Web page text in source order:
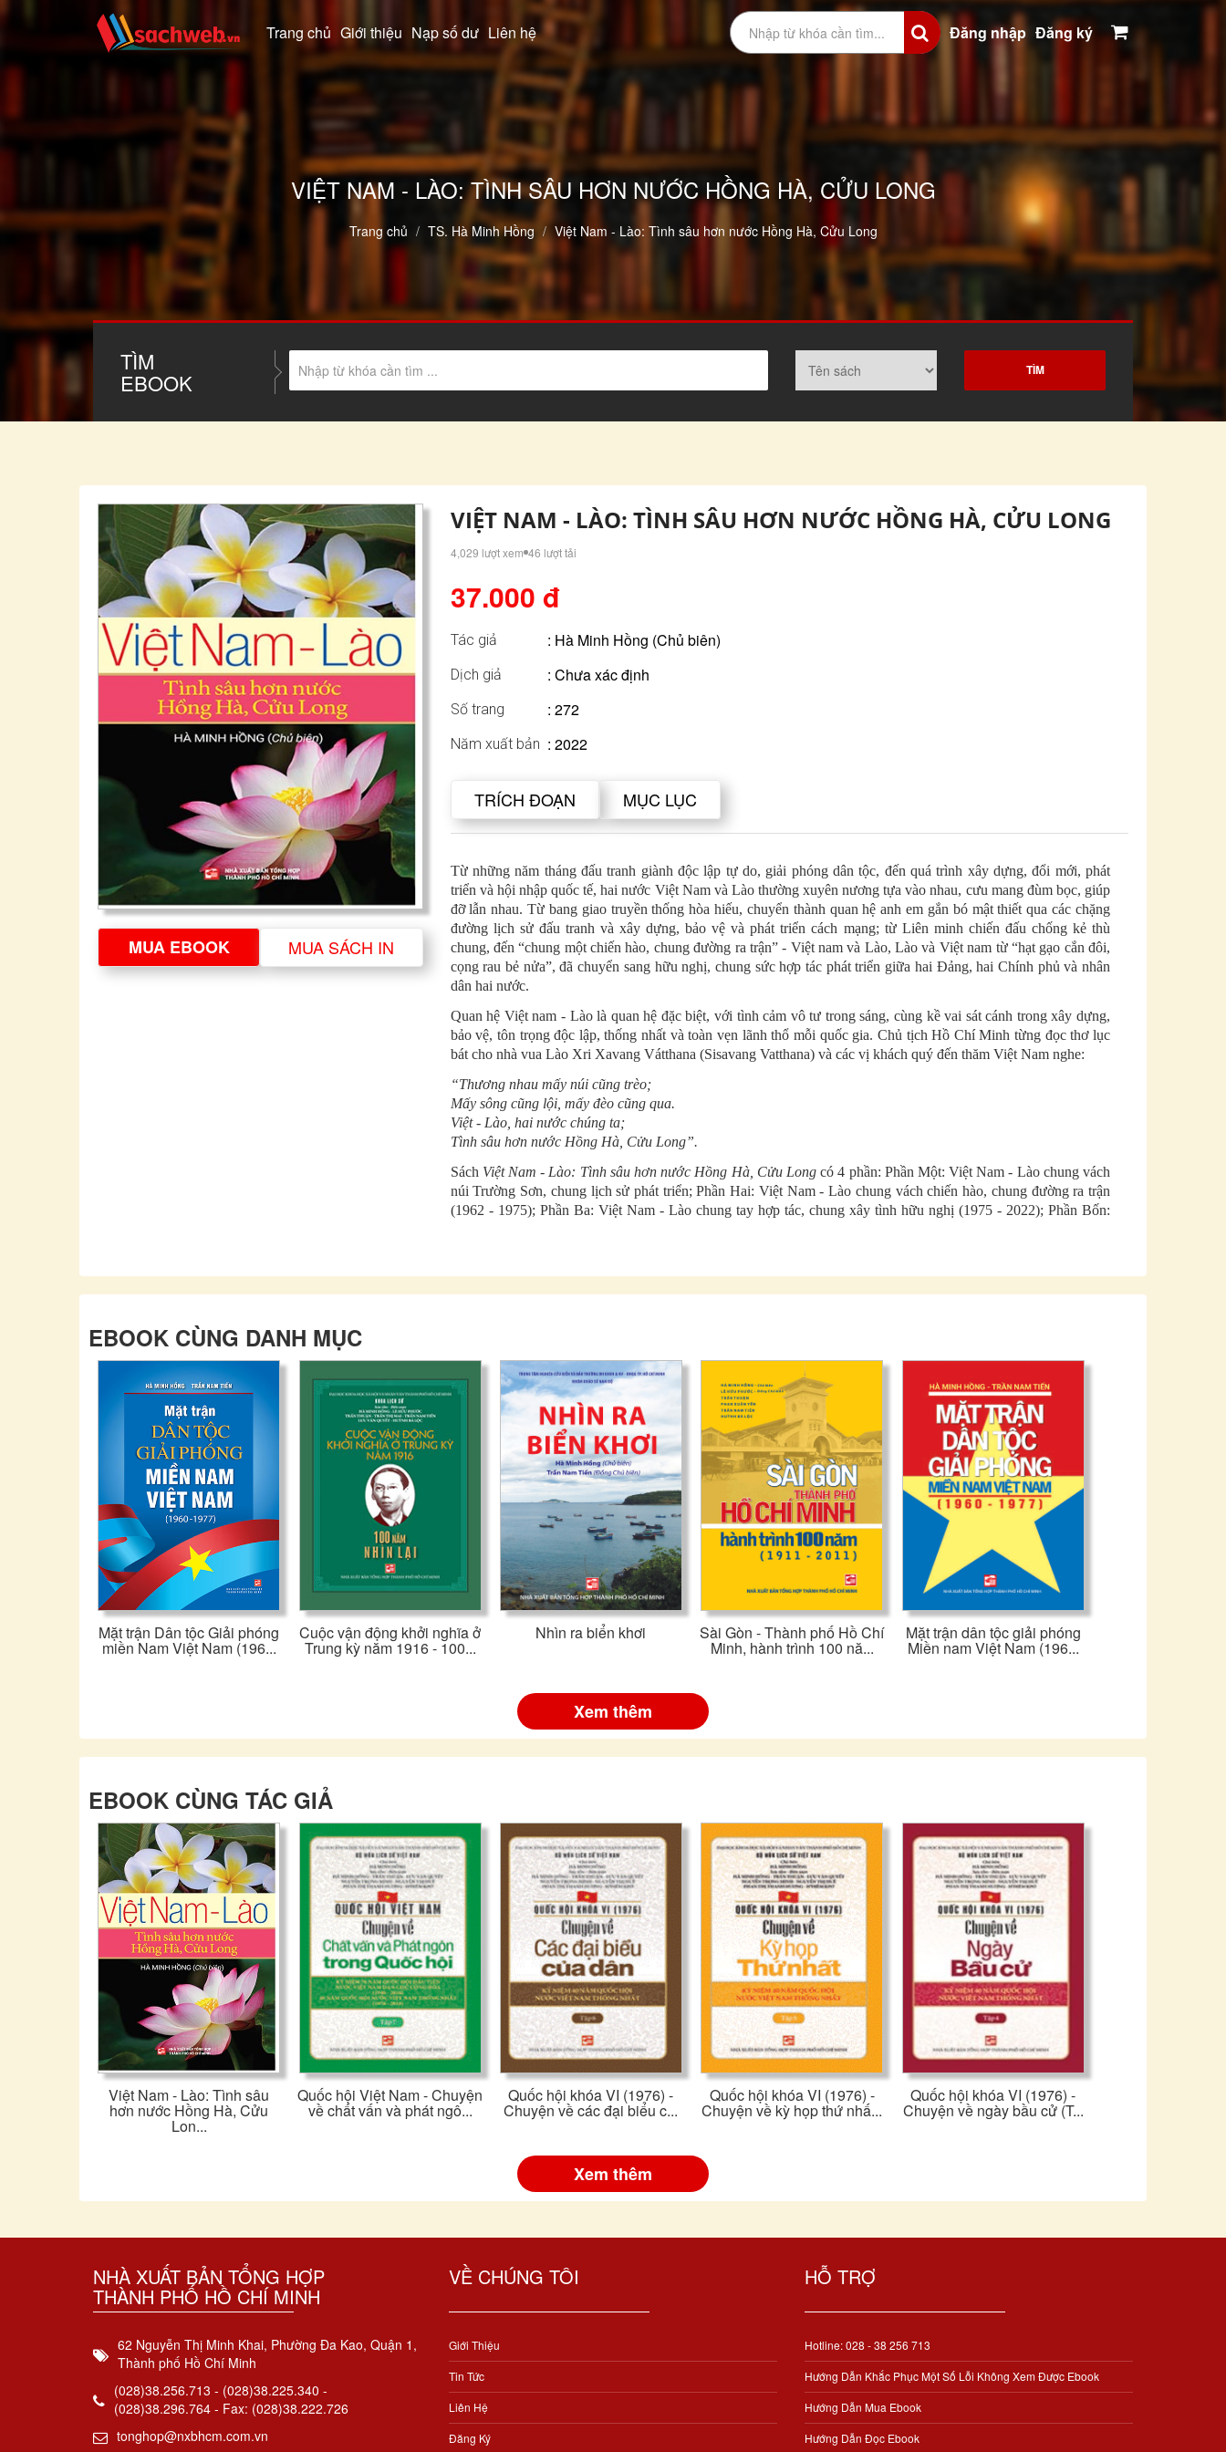
Trang chủ Giới thiệu Nạp số dư Liên hệ Đăng nhập Đăng ký
VIỆT NAM - LÀO: TÌNH SÂU HƠN NƯỚC HỒNG HÀ, CỬU LONG
Trang chủ TS. Hà Minh Hồng Việt Nam - Lào: Tình sâu hơn nước Hồng Hà, Cửu Long
TÌM
EBOOK
MUA EBOOK MUA SÁCH IN
VIỆT NAM - LÀO: TÌNH SÂU HƠN NƯỚC HỒNG HÀ, CỬU LONG
4,029 lượt xem 46 lượt tải
37.000 đ
Tác giả : Hà Minh Hồng (Chủ biên)
Dịch giả : Chưa xác định
Số trang : 272
Năm xuất bản : 2022
TRÍCH ĐOẠN MỤC LỤC
Từ những năm tháng đấu tranh giành độc lập tự do, giải phóng dân tộc, đến quá trình xây dựng, đổi mới, phát
triển và hội nhập quốc tế, hai nước Việt Nam và Lào thường xuyên nương tựa vào nhau, cưu mang đùm bọc, giúp
đỡ lẫn nhau. Từ bang giao truyền thống hòa hiếu, chuyển thành quan hệ anh em gắn bó mật thiết qua các chặng
đường lịch sử đấu tranh và xây dựng, bảo vệ và phát triển cách mạng; từ Liên minh chiến đấu chống kẻ thù
chung, đến “chung một chiến hào, chung đường ra trận” - Việt nam và Lào, Lào và Việt nam từ “hạt gạo cắn đôi,
cọng rau bẻ nửa”, đã chuyển sang hữu nghị, chung sức hợp tác phát triển giữa hai Đảng, hai Chính phủ và nhân
dân hai nước.
Quan hệ Việt nam - Lào là quan hệ đặc biệt, với tình cảm vô tư trong sáng, cùng kề vai sát cánh trong xây dựng,
bảo vệ, tôn trọng độc lập, thống nhất và toàn vẹn lãnh thổ mỗi quốc gia. Chủ tịch Hồ Chí Minh từng đọc thơ lục
bát cho nhà vua Lào Xri Xavang Vátthana (Sisavang Vatthana) và các vị khách quý đến thăm Việt Nam nghe:
“Thương nhau mấy núi cũng trèo;
Mấy sông cũng lội, mấy đèo cũng qua.
Việt - Lào, hai nước chúng ta;
Tình sâu hơn nước Hồng Hà, Cửu Long”.
Sách Việt Nam - Lào: Tình sâu hơn nước Hồng Hà, Cửu Longcó 4 phần: Phần Một: Việt Nam - Lào chung vách
núi Trường Sơn, chung lịch sử phát triển; Phần Hai: Việt Nam - Lào chung vách chiến hào, chung đường ra trận
(1962 - 1975); Phần Ba: Việt Nam - Lào chung tay hợp tác, chung xây tình hữu nghị (1975 - 2022); Phần Bốn:
thanh niên, sinh viên, học sinh hai nước muốn hiểu rõ thêm về lịch sử quan hệ hữu nghị đặcbiệt và hợp tác toàn
diện Việt - Lào. Như thế sẽ giữ mãi mối quan hệ vô giá, thủy chung, trong sáng giữa hai Đảng, hai Chính phủ và
EBOOK CÙNG DANH MỤC
Mặt trận Dân tộc Giải phóng
miền Nam Việt Nam (196...
Cuộc vận động khởi nghĩa ở
Trung kỳ năm 1916 - 100...
Nhìn ra biển khơi Sài Gòn - Thành phố Hồ Chí
Minh, hành trình 100 nă...
Mặt trận dân tộc giải phóng
Miền nam Việt Nam (196...
Xem thêm
EBOOK CÙNG TÁC GIẢ
Việt Nam - Lào: Tình sâu
hơn nước Hồng Hà, Cửu
Lon...
Quốc hội Việt Nam - Chuyện
về chất vấn và phát ngô...
Quốc hội khóa VI (1976) -
Chuyện về các đại biểu c...
Quốc hội khóa VI (1976) -
Chuyện về kỳ họp thứ nhấ...
Quốc hội khóa VI (1976) -
Chuyện về ngày bầu cử (T...
Xem thêm
NHÀ XUẤT BẢN TỔNG HỢP
THÀNH PHỐ HỒ CHÍ MINH
62 Nguyễn Thị Minh Khai, Phường Đa Kao, Quận 1,
Thành phố Hồ Chí Minh
(028)38.256.713 - (028)38.225.340 -
(028)38.296.764 - Fax: (028)38.222.726
tonghop@nxbhcm.com.vn
VỀ CHÚNG TÔI
Giới Thiệu
Tin Tức
Liên Hệ
Đăng Ký
HỖ TRỢ
Hotline: 028 - 38 256 713
Hướng Dẫn Khắc Phục Một Số Lỗi Không Xem Được Ebook
Hướng Dẫn Mua Ebook
Hướng Dẫn Đọc Ebook